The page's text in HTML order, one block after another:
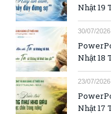
Nhật 19
30/07/2026
Nhật 18
23/07/2026
Nhật 17